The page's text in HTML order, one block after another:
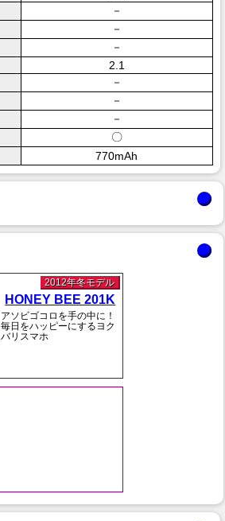
－
－
－
2.1
－
－
－
〇
770mAh
2012年冬モデル
HONEY BEE 201K
アソビゴコロを手の中に！
毎日をハッピーにするヨク
バリスマホ